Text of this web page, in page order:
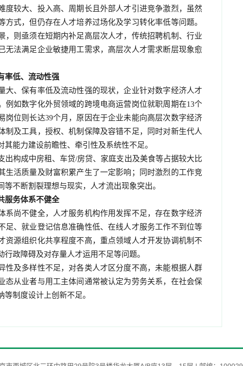
度较大、投入高、周期长且外部人才引进竞争激烈，虽然
方式，但仍存在人才培养过场化及学习转化率低等问题。
，则亟须在短期内补足高层次人才，传统招聘机制、行业
无法满足企业敏捷用工需求，高层次人才需求断层现象愈
率低、流动性强
大、保有率低及流动性强的现状，企业针对数字经济人才
例如数字化外贸领域的跨境电商运营岗位就职周期在13个
岗位则长达39个月，原因在于企业未能向高层次数字经济
制及工具，授权、机制保障及容错不足，同时对新生代人
其能力建设前瞻性、牵引性及系统性不足。
出构成中房租、车贷/房贷、家庭支出及美食等占据较大比
生活质量及财富积累产生了一定影响；同时激烈的工作竞
等不断割裂理想与现实，人才流出现象突出。
服务体系不健全
系尚不健全，人才服务机构作用发挥不足，存在数字经济
足、就业登记信息准确性低、在线人才服务工作不到位等
资源组织化共享程度不高，重点领域人才开发协调机制不
行政障碍及对存量人才运用不足等问题。
性及多样性不足，对各类人才区分度不高，未能根据人群
态从业者与用工主体间通常被认定为劳务关系，在社会保
等制度设计上创新不足。